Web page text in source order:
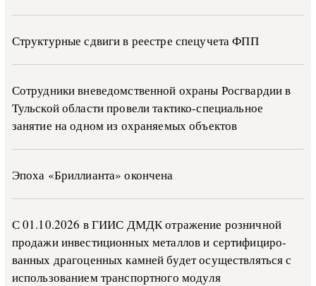
Структурные сдвиги в реестре спецучета ФПП
Сотрудники вневедомственной охраны Росгвардии в
Тульской области провели тактико-специальное
занятие на одном из охраняемых объектов
Эпоха «Бриллианта» окончена
С 01.10.2026 в ГИИС ДМДК от­ра­же­ние роз­ни­ч­ной
про­да­жи ин­ве­сти­ци­он­ных ме­тал­лов и сер­ти­фи­ци­ро­
ван­ных дра­го­цен­ных ка­м­ней бу­дет осу­ще­ств­лять­ся с
ис­поль­зо­ва­ни­ем тран­с­пор­т­но­го мо­ду­ля